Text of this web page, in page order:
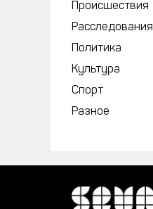
Происшествия
Расследования
Политика
Культура
Спорт
Разное